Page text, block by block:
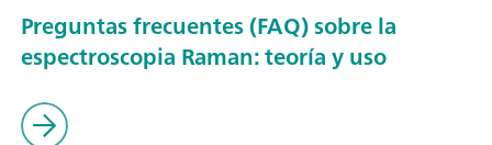
Preguntas frecuentes (FAQ) sobre la
espectroscopia Raman: teoría y uso